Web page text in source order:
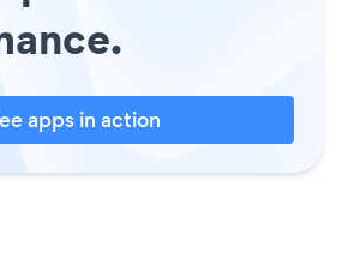
apps in action